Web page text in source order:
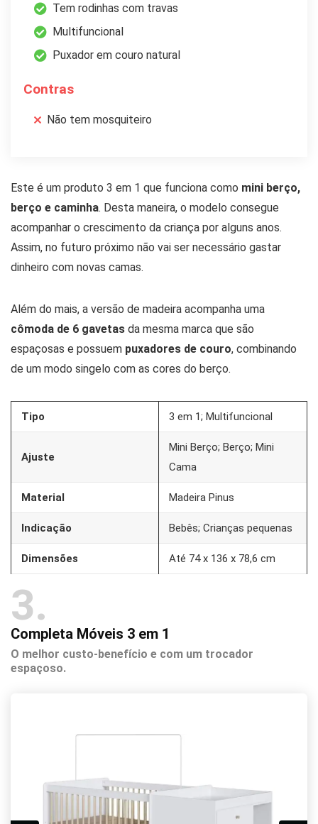
Tem rodinhas com travas
Multifuncional
Puxador em couro natural
Contras
Não tem mosquiteiro
Este é um produto 3 em 1 que funciona como mini berço,
berço e caminha. Desta maneira, o modelo consegue
acompanhar o crescimento da criança por alguns anos.
Assim, no futuro próximo não vai ser necessário gastar
dinheiro com novas camas.
Além do mais, a versão de madeira acompanha uma
cômoda de 6 gavetas da mesma marca que são
espaçosas e possuem puxadores de couro, combinando
de um modo singelo com as cores do berço.
Tipo 3 em 1; Multifuncional
Ajuste
Mini Berço; Berço; Mini
Cama
Material Madeira Pinus
Indicação Bebês; Crianças pequenas
Dimensões Até 74 x 136 x 78,6 cm
3
Completa Móveis 3 em 1
O melhor custo-benefício e com um trocador
espaçoso.